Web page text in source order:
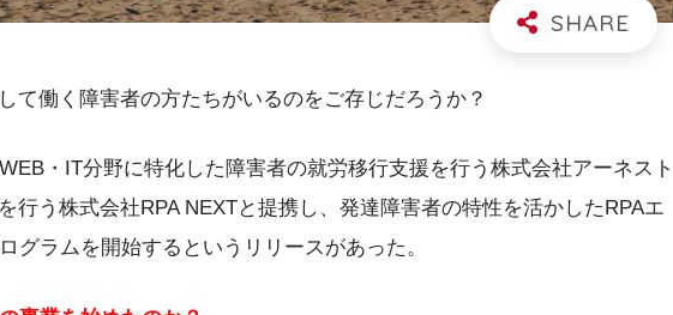
て働く障害者の方たちがいるのをご存じだろうか？
・IT分野に特化した障害者の就労移行支援を行う株式会社アーネスト
行う株式会社RPA NEXTと提携し、発達障害者の特性を活かしたRPAエ
グラムを開始するというリリースがあった。